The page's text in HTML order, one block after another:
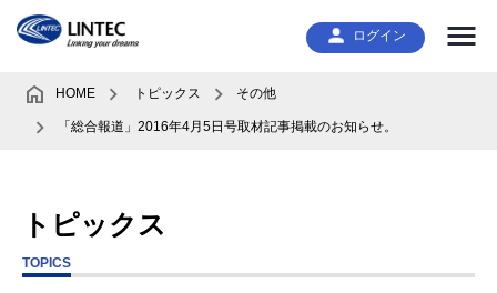
ログイン
HOME トピックス その他
「総合報道」2016年4月5日号取材記事掲載のお知らせ。
トピックス
TOPICS